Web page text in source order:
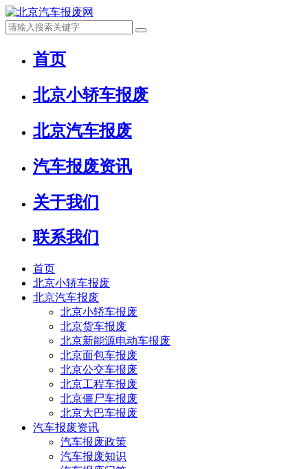
首页
北京小轿车报废
北京汽车报废
汽车报废资讯
关于我们
联系我们
首页
北京小轿车报废
北京汽车报废
北京小轿车报废
北京货车报废
北京新能源电动车报废
北京面包车报废
北京公交车报废
北京工程车报废
北京僵尸车报废
北京大巴车报废
汽车报废资讯
汽车报废政策
汽车报废知识